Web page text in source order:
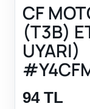
CF
(T3B)
UYARI)
94 TL